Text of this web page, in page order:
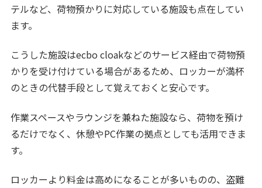
テルなど、荷物預かりに対応している施設も点在してい
ます。
こうした施設はecbo cloakなどのサービス経由で荷物預
かりを受け付けている場合があるため、ロッカーが満杯
のときの代替手段として覚えておくと安心です。
作業スペースやラウンジを兼ねた施設なら、荷物を預け
るだけでなく、休憩やPC作業の拠点としても活用できま
す。
ロッカーより料金は高めになることが多いものの、盗難